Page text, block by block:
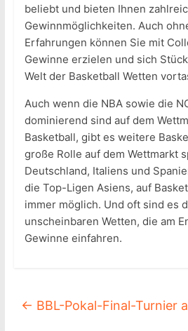
beliebt und bieten Ihnen
Gewinnmöglichkeiten. Auch
Erfahrungen können Sie mit
Gewinne erzielen und sich
Welt der Basketball Wetten
Auch wenn die NBA sowie die
dominierend sind auf dem
Basketball, gibt es weitere
große Rolle auf dem Wettmarkt
Deutschland, Italiens und
die Top-Ligen Asiens, auf
immer möglich. Und oft sind es
unscheinbaren Wetten, die am
Gewinne einfahren.
← BBL-Pokal-Final-Turnier